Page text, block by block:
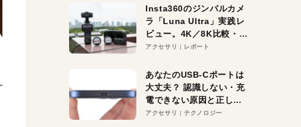
る未来はすぐそこ！
Insta360のジンバルカメ
ラ「Luna Ultra」実践レ
ビュー。4K／8K比較・ズ
ーム・夜間撮影をチェッ
アクセサリ レポート
あなたのUSB-Cポートは
大丈夫？ 認識しない・充
電できない原因と正しい
対策
アクセサリ テクノロジー